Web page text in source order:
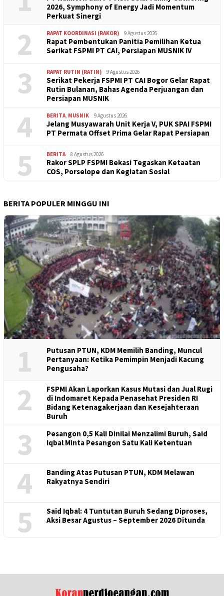
2026, Symphony of Energy Jadi Momentum
Perkuat Sinergi
2 RAPAT KOORDINASI (RAKOR) 9 Agustus 2026
Rapat Pembentukan Panitia Pemilihan Ketua
Serikat FSPMI PT CAI, Persiapan MUSNIK IV
3 RAPAT RUTIN (RATIN) 9 Agustus 2026
Serikat Pekerja FSPMI PT CAI Bogor Gelar Rapat
Rutin Bulanan, Bahas Agenda Perjuangan dan
Persiapan MUSNIK
4 BERITA, MUSNIK 9 Agustus 2026
Jelang Musyawarah Unit Kerja V, PUK SPAI FSPMI
PT Permata Offset Prima Gelar Rapat Persiapan
5 BERITA 8 Agustus 2026
Rakor SPLP FSPMI Bekasi Tegaskan Ketaatan
COS, Porselope dan Kegiatan Sosial
BERITA POPULER MINGGU INI
1
Putusan PTUN, KDM Memilih Banding, Muncul
Pertanyaan: Ketika Pemimpin Menjadi Kacung
Pengusaha?
2
FSPMI Akan Laporkan Kasus Mutasi dan Jual Rugi
di Indomaret Kepada Penasehat Presiden RI
Bidang Ketenagakerjaan dan Kesejahteraan
Buruh
3
Pesangon 0,5 Kali Dinilai Menzalimi Buruh, Said
Iqbal Minta Pesangon Satu Kali Ketentuan
4
Banding Atas Putusan PTUN, KDM Melawan
Rakyatnya Sendiri
5
Said Iqbal: 4 Tuntutan Buruh Sedang Diproses,
Aksi Besar Agustus – September 2026 Ditunda